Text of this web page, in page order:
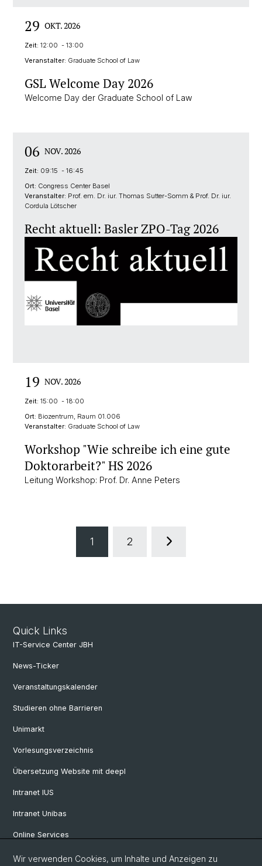
29 OKT. 2026
Zeit: 12:00 - 13:00
Veranstalter: Graduate School of Law
GSL Welcome Day 2026
Welcome Day der Graduate School of Law
06 NOV. 2026
Zeit: 09:15 - 16:45
Ort: Congress Center Basel
Veranstalter: Prof. em. Dr. iur. Thomas Sutter-Somm & Prof. Dr. iur.
Cordula Lötscher
Recht aktuell: Basler ZPO-Tag 2026
19 NOV. 2026
Zeit: 15:00 - 18:00
Ort: Biozentrum, Raum 01.006
Veranstalter: Graduate School of Law
Workshop "Wie schreibe ich eine gute
Doktorarbeit?" HS 2026
Leitung Workshop: Prof. Dr. Anne Peters
1 2
Quick Links
IT-Service Center JBH
News-Ticker
Veranstaltungskalender
Studieren ohne Barrieren
Unimarkt
Vorlesungsverzeichnis
Übersetzung Website mit deepl
Intranet IUS
Intranet Unibas
Online Services
Wir verwenden Cookies, um Inhalte und Anzeigen zu